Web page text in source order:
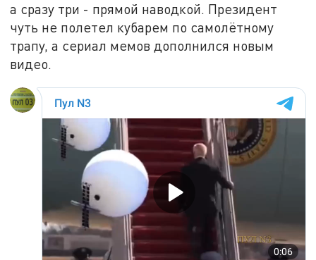
а сразу три - прямой наводкой. Президент
чуть не полетел кубарем по самолётному
трапу, а сериал мемов дополнился новым
видео.